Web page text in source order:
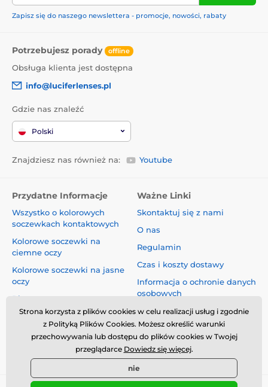
Zapisz się do naszego newslettera - promocje, nowości, rabaty
Potrzebujesz porady offline
Obsługa klienta jest dostępna
info@luciferlenses.pl
Gdzie nas znaleźć
Polski
Znajdziesz nas również na: Youtube
Przydatne Informacje
Wszystko o kolorowych
soczewkach kontaktowych
Kolorowe soczewki na
ciemne oczy
Kolorowe soczewki na jasne
oczy
Blog
Ważne Linki
Skontaktuj się z nami
O nas
Regulamin
Czas i koszty dostawy
Informacja o ochronie danych
osobowych
Reklamacje i Odstąpienie od
Umowy
Bezpieczeństwo i jakość bez
kompromisów
Strona korzysta z plików cookies w celu realizacji usług i zgodnie
z Polityką Plików Cookies. Możesz określić warunki
przechowywania lub dostępu do plików cookies w Twojej
przeglądarce Dowiedz się więcej.
nie